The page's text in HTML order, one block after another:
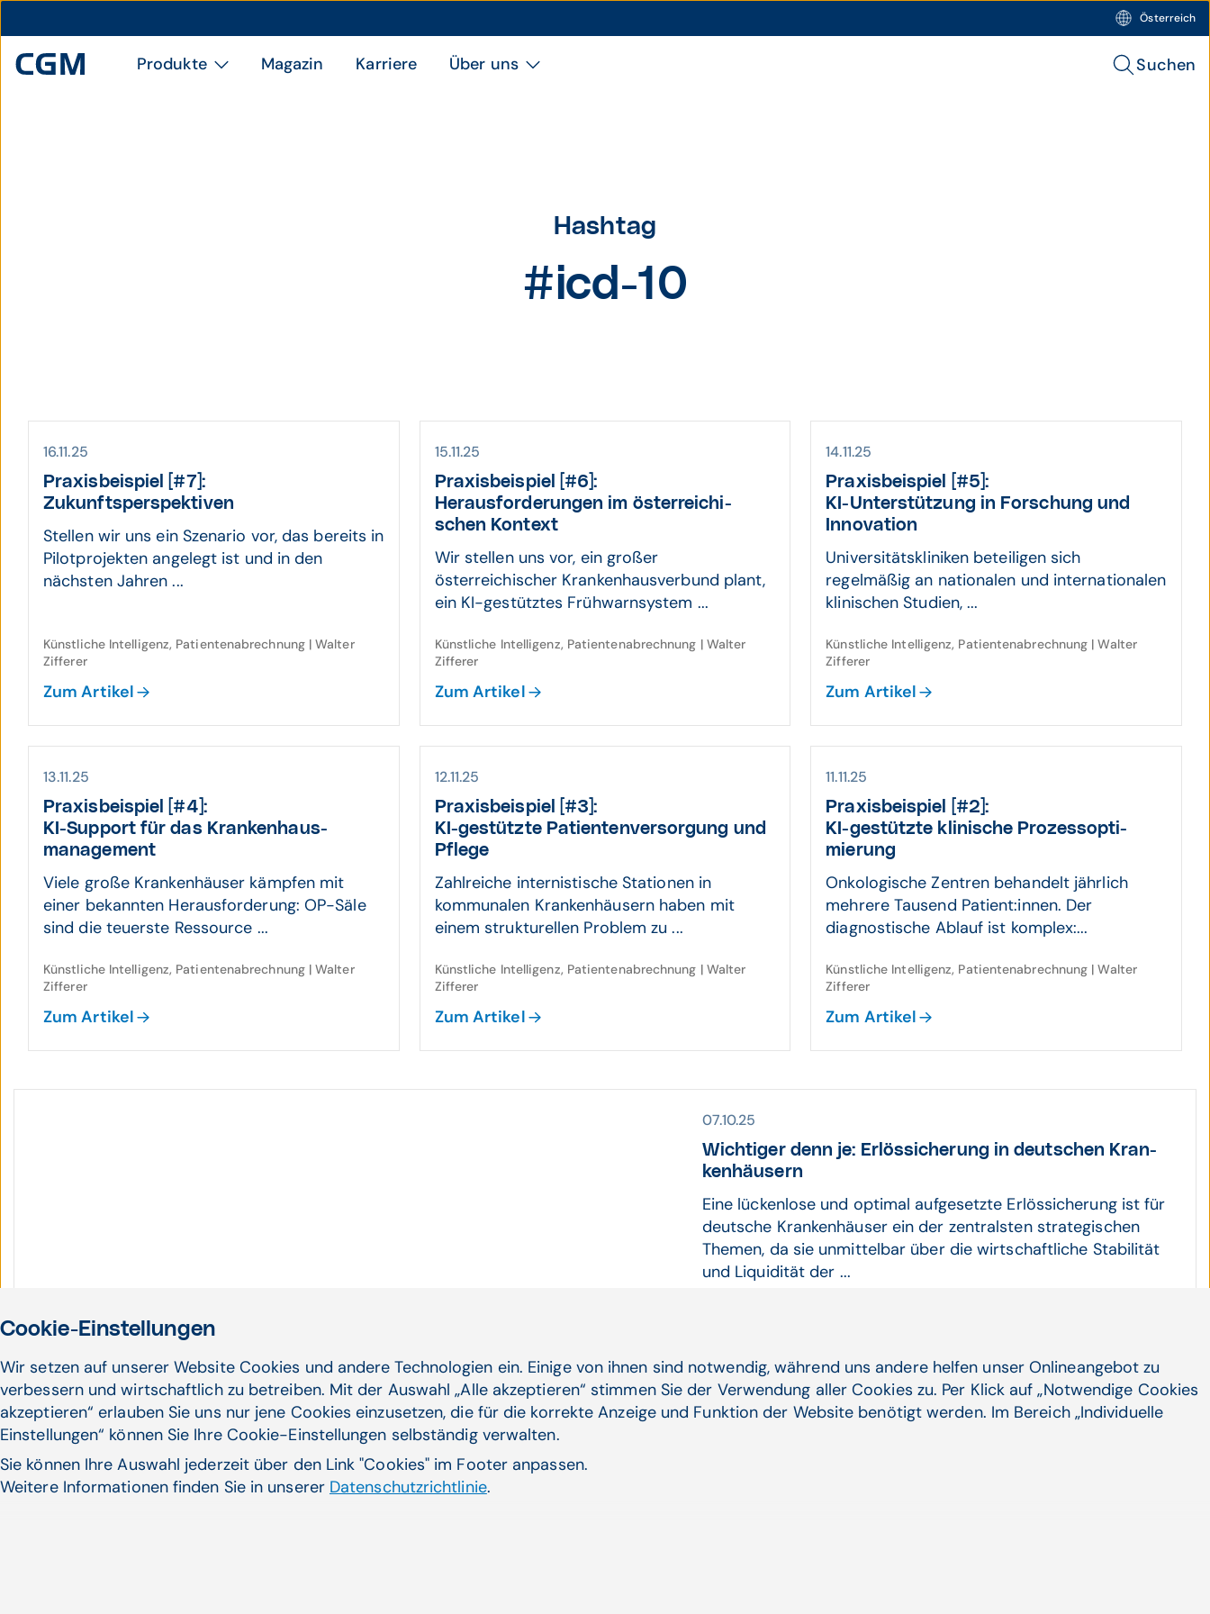
Österreich
Produkte Magazin Karriere Über uns Suchen
Hashtag
#icd-10
16.11.25
Praxis­beispiel [#7]:
Zukunftsperspektiven
Stellen wir uns ein Szenario vor, das bereits in
Pilotprojekten angelegt ist und in den
nächsten Jahren ...
Künstliche Intelligenz, Patientenabrechnung | Walter
Zifferer
Zum Artikel
15.11.25
Praxis­beispiel [#6]:
Heraus­forde­rungen im öster­reichi­
schen Kontext
Wir stellen uns vor, ein großer
österreichischer Krankenhausverbund plant,
ein KI-gestütztes Frühwarnsystem ...
Künstliche Intelligenz, Patientenabrechnung | Walter
Zifferer
Zum Artikel
14.11.25
Praxis­beispiel [#5]:
KI-Unter­stützung in For­schung und
Inno­vation
Universitätskliniken beteiligen sich
regelmäßig an nationalen und internationalen
klinischen Studien, ...
Künstliche Intelligenz, Patientenabrechnung | Walter
Zifferer
Zum Artikel
13.11.25
Praxis­beispiel [#4]:
KI-Support für das Kranken­haus­
manage­ment
Viele große Krankenhäuser kämpfen mit
einer bekannten Herausforderung: OP-Säle
sind die teuerste Ressource ...
Künstliche Intelligenz, Patientenabrechnung | Walter
Zifferer
Zum Artikel
12.11.25
Praxis­beispiel [#3]:
KI-gestützte Patienten­ver­sorgung und
Pflege
Zahlreiche internistische Stationen in
kommunalen Krankenhäusern haben mit
einem strukturellen Problem zu ...
Künstliche Intelligenz, Patientenabrechnung | Walter
Zifferer
Zum Artikel
11.11.25
Praxis­beispiel [#2]:
KI-gestützte klinische Prozess­opti­
mierung
Onkologische Zentren behandelt jährlich
mehrere Tausend Patient:innen. Der
diagnostische Ablauf ist komplex:...
Künstliche Intelligenz, Patientenabrechnung | Walter
Zifferer
Zum Artikel
07.10.25
Wichtiger denn je: Erlös­sicherung in deut­schen Kran­
ken­häusern
Eine lückenlose und optimal aufgesetzte Erlössicherung ist für
deutsche Krankenhäuser ein der zentralsten strategischen
Themen, da sie unmittelbar über die wirtschaftliche Stabilität
und Liquidität der ...
Cookie-Einstellungen
Wir setzen auf unserer Website Cookies und andere Technologien ein. Einige von ihnen sind notwendig, während uns andere helfen unser Onlineangebot zu
verbessern und wirtschaftlich zu betreiben. Mit der Auswahl „Alle akzeptieren“ stimmen Sie der Verwendung aller Cookies zu. Per Klick auf „Notwendige Cookies
akzeptieren“ erlauben Sie uns nur jene Cookies einzusetzen, die für die korrekte Anzeige und Funktion der Website benötigt werden. Im Bereich „Individuelle
Einstellungen“ können Sie Ihre Cookie-Einstellungen selbständig verwalten.
Sie können Ihre Auswahl jederzeit über den Link "Cookies" im Footer anpassen.
Weitere Informationen finden Sie in unserer Datenschutzrichtlinie.